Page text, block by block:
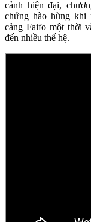
cảnh hiện đại,
chứng hào hùng khi
cảng Faifo một thời
đến nhiều thế hệ.